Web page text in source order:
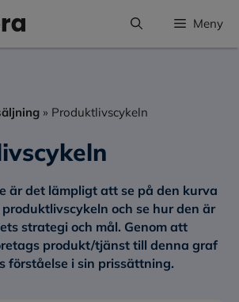
Meny
» Produktlivscykeln
är det lämpligt att se på den kurva
och se hur den är
strategi och mål. Genom att
produkt/tjänst till denna graf
förståelse i sin prissättning.